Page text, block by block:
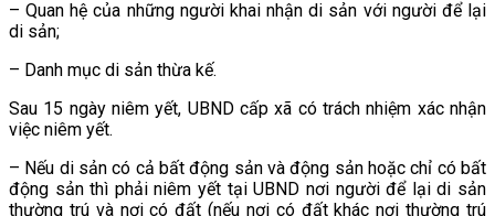
– Quan hệ của những người khai nhận di sản với người để lại
di sản;
– Danh mục di sản thừa kế.
Sau 15 ngày niêm yết, UBND cấp xã có trách nhiệm xác nhận
việc niêm yết.
– Nếu di sản có cả bất động sản và động sản hoặc chỉ có bất
động sản thì phải niêm yết tại UBND nơi người để lại di sản
thường trú và nơi có đất (nếu nơi có đất khác nơi thường trú